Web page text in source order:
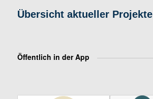
Übersicht aktueller Projekte
Öffentlich in der App